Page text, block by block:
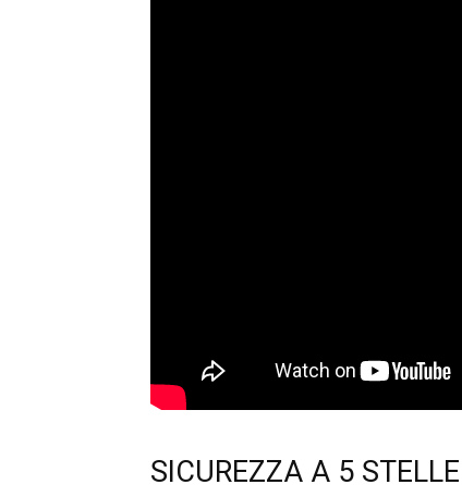
SICUREZZA A 5 STELLE